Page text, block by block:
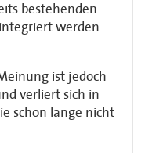
bestehenden
werden
ist jedoch
verliert sich in
schon lange nicht